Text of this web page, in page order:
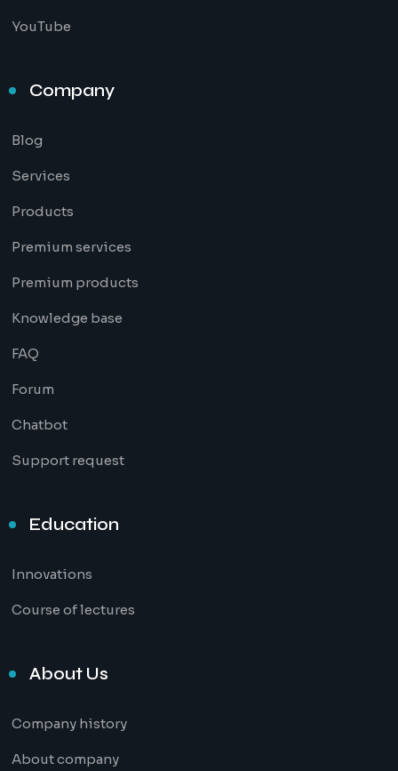
YouTube
Company
Blog
Services
Products
Premium services
Premium products
Knowledge base
FAQ
Forum
Chatbot
Support request
Education
Innovations
Course of lectures
About Us
Company history
About company